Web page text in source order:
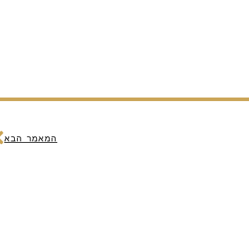
המאמר הבא